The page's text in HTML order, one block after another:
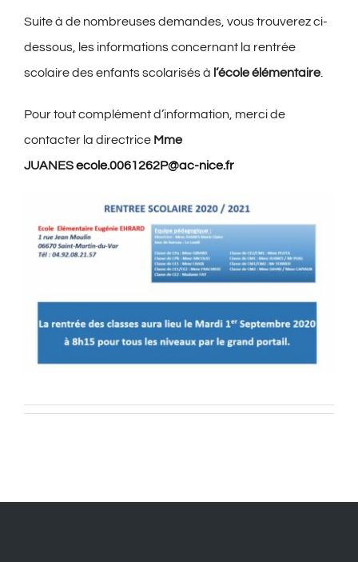
Suite à de nombreuses demandes, vous trouverez ci-
dessous, les informations concernant la rentrée
scolaire des enfants scolarisés à l’école élémentaire.
Pour tout complément d’information, merci de
contacter la directrice Mme
JUANESecole.0061262P@ac-nice.fr